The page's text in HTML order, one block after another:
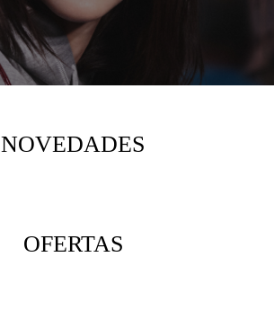
NOVEDADES
OFERTAS